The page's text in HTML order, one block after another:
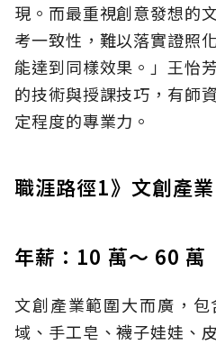
現。而最重視創意發想的
考一致性，難以落實證照
能達到同樣效果。」王怡
的技術與授課技巧，有師
定程度的專業力。
職涯路徑1》文創產
年薪：10 萬～ 60 萬
文創產業範圍大而廣，
域、手工皂、襪子娃娃、